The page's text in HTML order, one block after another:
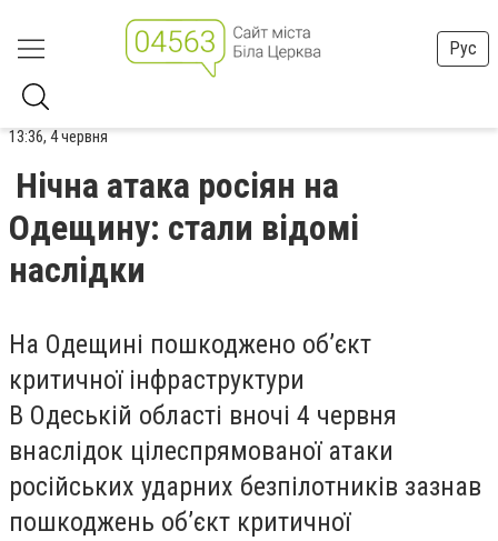
Рус
13:36, 4 червня
Нічна атака росіян на
Одещину: стали відомі
наслідки
На Одещині пошкоджено обʼєкт
критичної інфраструктури
В Одеській області вночі 4 червня
внаслідок цілеспрямованої атаки
російських ударних безпілотників зазнав
пошкоджень обʼєкт критичної